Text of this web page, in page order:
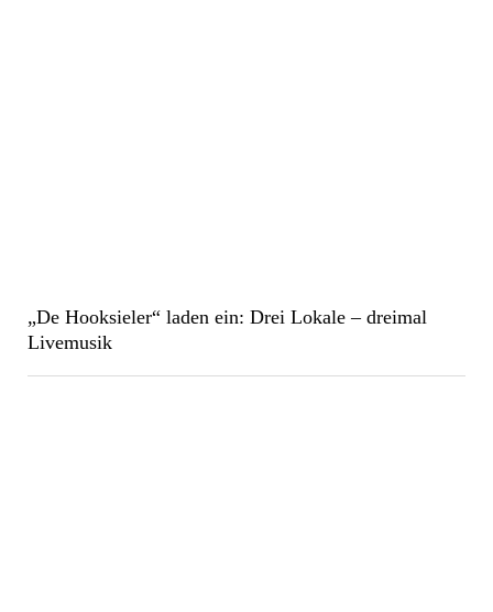
„De Hooksieler“ laden ein: Drei Lokale – dreimal
Livemusik